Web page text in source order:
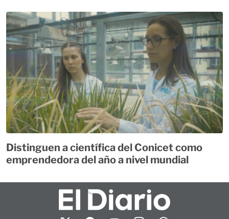
Distinguen a científica del Conicet como
emprendedora del año a nivel mundial